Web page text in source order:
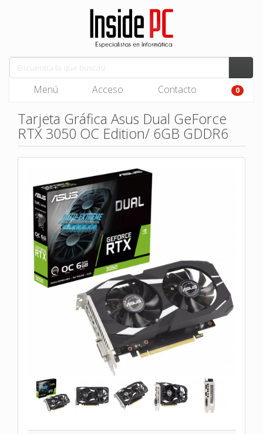
Menú Acceso Contacto 0
Tarjeta Gráfica Asus Dual GeForce
RTX 3050 OC Edition/ 6GB GDDR6